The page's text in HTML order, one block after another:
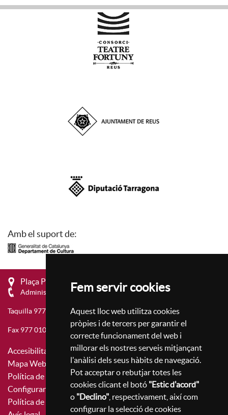
Fem servir cookies
Aquest lloc web utilitza cookies
pròpies i de tercers per garantir el
correcte funcionament del web i
millorar els nostres serveis mitjançant
l'anàlisi dels seus hàbits de navegació.
Pot acceptar o rebutjar totes les
cookies clicant el botó "Estic d'acord"
o "Declino" , respectivament, així com
configurar la selecció de cookies
Amb el suport de:
Plaça Prim, 4 - 43201 Reus
Administració 977 010 657
Taquilla 977 010 659
Fax 977 010 677
Accesibilitat
Mapa Web
Política de privacitat
Configurar cookies
Política de cookies